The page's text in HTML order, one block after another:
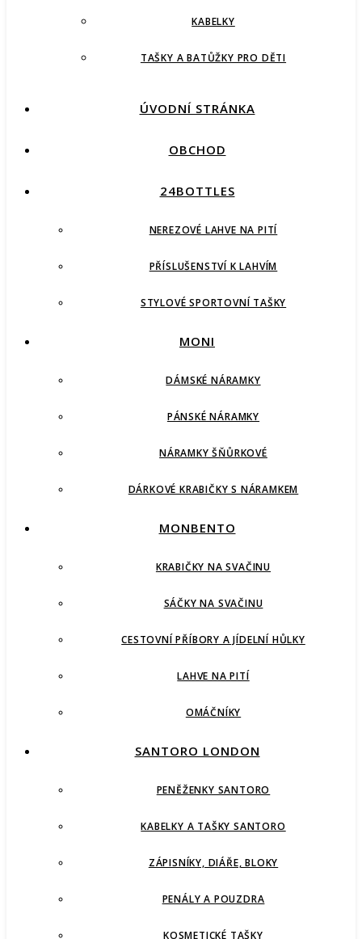
KABELKY
TAŠKY A BATŮŽKY PRO DĚTI
ÚVODNÍ STRÁNKA
OBCHOD
24BOTTLES
NEREZOVÉ LAHVE NA PITÍ
PŘÍSLUŠENSTVÍ K LAHVÍM
STYLOVÉ SPORTOVNÍ TAŠKY
MONI
DÁMSKÉ NÁRAMKY
PÁNSKÉ NÁRAMKY
NÁRAMKY ŠŇŮRKOVÉ
DÁRKOVÉ KRABIČKY S NÁRAMKEM
MONBENTO
KRABIČKY NA SVAČINU
SÁČKY NA SVAČINU
CESTOVNÍ PŘÍBORY A JÍDELNÍ HŮLKY
LAHVE NA PITÍ
OMÁČNÍKY
SANTORO LONDON
PENĚŽENKY SANTORO
KABELKY A TAŠKY SANTORO
ZÁPISNÍKY, DIÁŘE, BLOKY
PENÁLY A POUZDRA
KOSMETICKÉ TAŠKY